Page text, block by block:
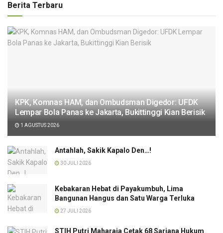
Berita Terbaru
KPK, Komnas HAM, dan Ombudsman Digedor: UFDK
Lempar Bola Panas ke Jakarta, Bukittinggi Kian Berisik
1 AGUSTUS 2026
Antahlah, Sakik Kapalo Den…!
30 JULI 2026
Kebakaran Hebat di Payakumbuh, Lima
Bangunan Hangus dan Satu Warga Terluka
27 JULI 2026
STIH Putri Maharaja Cetak 68 Sarjana Hukum